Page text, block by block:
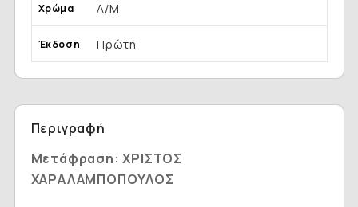
Χρώμα Α/Μ
Έκδοση Πρώτη
Περιγραφή
Μετάφραση: ΧΡΙΣΤΟΣ
ΧΑΡΑΛΑΜΠΟΠΟΥΛΟΣ